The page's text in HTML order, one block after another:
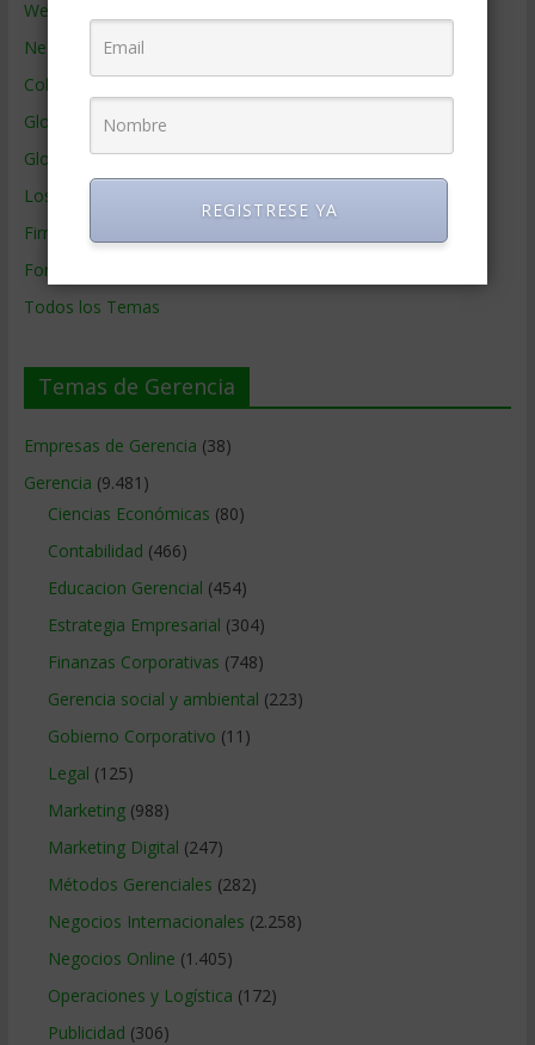
Webs de Gerencia
Negocios por País
Colaboradores de Gerencia
Glosario
Glosario Inglés – Español
Los mejores MBA
Firmas de Gerencia
Formación de Gerencia
Todos los Temas
Temas de Gerencia
Empresas de Gerencia (38)
Gerencia (9.481)
Ciencias Económicas (80)
Contabilidad (466)
Educacion Gerencial (454)
Estrategia Empresarial (304)
Finanzas Corporativas (748)
Gerencia social y ambiental (223)
Gobierno Corporativo (11)
Legal (125)
Marketing(988)
Marketing Digital (247)
Métodos Gerenciales (282)
Negocios Internacionales (2.258)
Negocios Online (1.405)
Operaciones y Logística (172)
Publicidad (306)
REGISTRESE YA